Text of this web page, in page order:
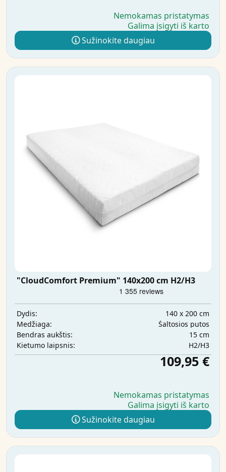
Nemokamas pristatymas
Galima įsigyti iš karto
Sužinokite daugiau
"CloudComfort Premium" 140x200 cm H2/H3
Dydis:
140 x 200 cm
Medžiaga:
Šaltosios putos
Bendras aukštis:
15 cm
Kietumo laipsnis:
H2/H3
109,95 €
Nemokamas pristatymas
Galima įsigyti iš karto
Sužinokite daugiau